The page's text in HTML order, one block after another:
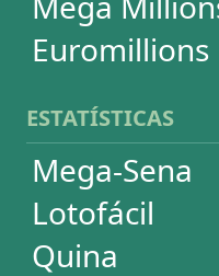
DESDOBRAMENTOS
Lotofácil
Quina
+Milionária
Dia de Sorte